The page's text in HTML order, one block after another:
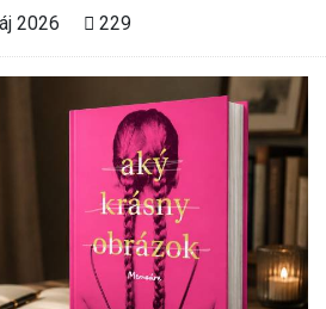
2026 229